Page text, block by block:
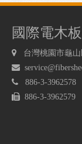
國際電木
 台灣桃園市龜山

 886-3-3962578
 886-3-3962579